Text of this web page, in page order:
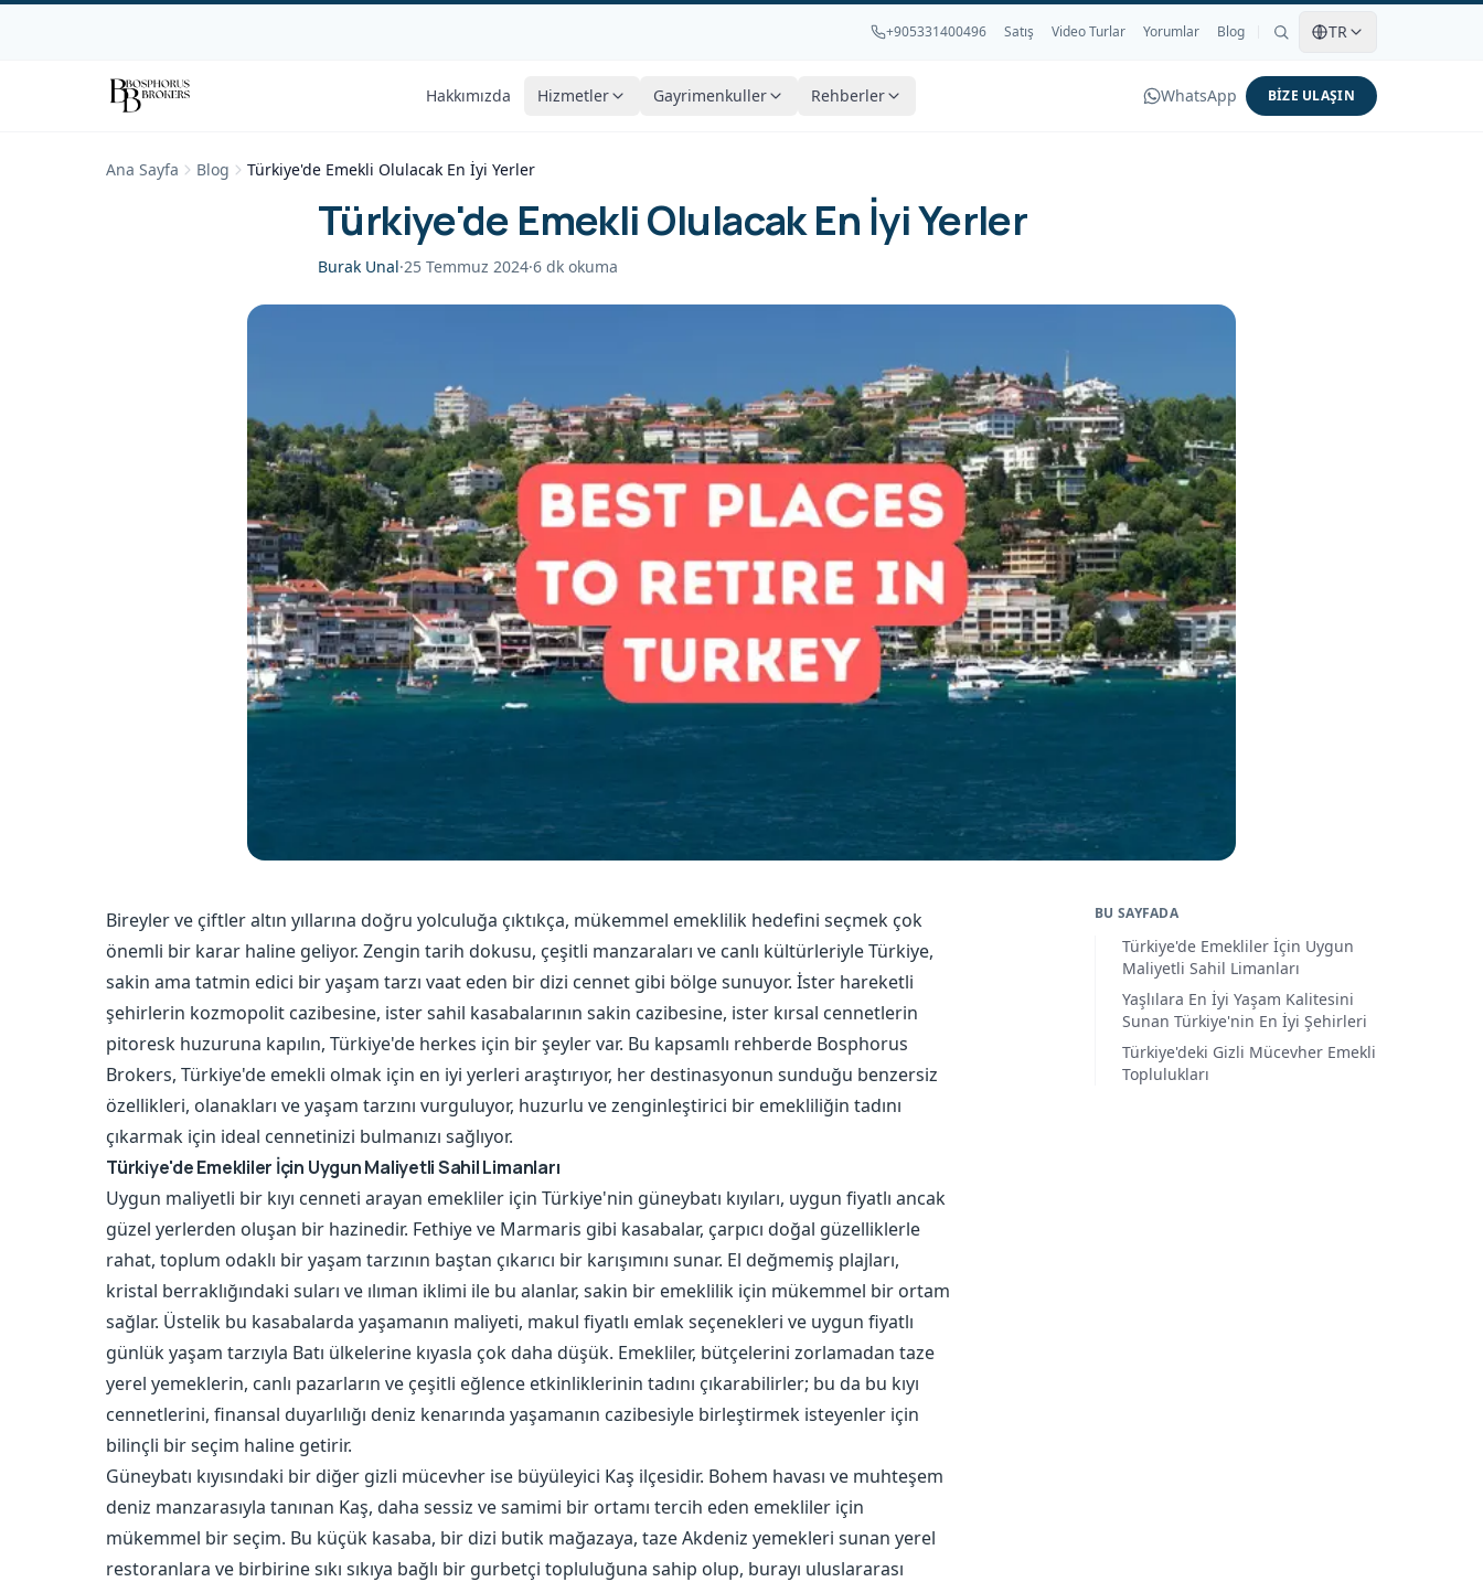
+905331400496 Satış Video Turlar Yorumlar Blog TR
Hakkımızda Hizmetler Gayrimenkuller Rehberler WhatsApp BIZE ULAŞIN
Ana Sayfa Blog Türkiye'de Emekli Olulacak En İyi Yerler
Türkiye'de Emekli Olulacak En İyi Yerler
Burak Unal·25 Temmuz 2024·6 dk okuma
Bireyler ve çiftler altın yıllarına doğru yolculuğa çıktıkça, mükemmel emeklilik hedefini seçmek çok
önemli bir karar haline geliyor. Zengin tarih dokusu, çeşitli manzaraları ve canlı kültürleriyle Türkiye,
sakin ama tatmin edici bir yaşam tarzı vaat eden bir dizi cennet gibi bölge sunuyor. İster hareketli
şehirlerin kozmopolit cazibesine, ister sahil kasabalarının sakin cazibesine, ister kırsal cennetlerin
pitoresk huzuruna kapılın, Türkiye'de herkes için bir şeyler var. Bu kapsamlı rehberde Bosphorus
Brokers, Türkiye'de emekli olmak için en iyi yerleri araştırıyor, her destinasyonun sunduğu benzersiz
özellikleri, olanakları ve yaşam tarzını vurguluyor, huzurlu ve zenginleştirici bir emekliliğin tadını
çıkarmak için ideal cennetinizi bulmanızı sağlıyor.
Türkiye'de Emekliler İçin Uygun Maliyetli Sahil Limanları
Uygun maliyetli bir kıyı cenneti arayan emekliler için Türkiye'nin güneybatı kıyıları, uygun fiyatlı ancak
güzel yerlerden oluşan bir hazinedir. Fethiye ve Marmaris gibi kasabalar, çarpıcı doğal güzelliklerle
rahat, toplum odaklı bir yaşam tarzının baştan çıkarıcı bir karışımını sunar. El değmemiş plajları,
kristal berraklığındaki suları ve ılıman iklimi ile bu alanlar, sakin bir emeklilik için mükemmel bir ortam
sağlar. Üstelik bu kasabalarda yaşamanın maliyeti, makul fiyatlı emlak seçenekleri ve uygun fiyatlı
günlük yaşam tarzıyla Batı ülkelerine kıyasla çok daha düşük. Emekliler, bütçelerini zorlamadan taze
yerel yemeklerin, canlı pazarların ve çeşitli eğlence etkinliklerinin tadını çıkarabilirler; bu da bu kıyı
cennetlerini, finansal duyarlılığı deniz kenarında yaşamanın cazibesiyle birleştirmek isteyenler için
bilinçli bir seçim haline getirir.
Güneybatı kıyısındaki bir diğer gizli mücevher ise büyüleyici Kaş ilçesidir. Bohem havası ve muhteşem
deniz manzarasıyla tanınan Kaş, daha sessiz ve samimi bir ortamı tercih eden emekliler için
mükemmel bir seçim. Bu küçük kasaba, bir dizi butik mağazaya, taze Akdeniz yemekleri sunan yerel
restoranlara ve birbirine sıkı sıkıya bağlı bir gurbetçi topluluğuna sahip olup, burayı uluslararası
BU SAYFADA
Türkiye'de Emekliler İçin Uygun
Maliyetli Sahil Limanları
Yaşlılara En İyi Yaşam Kalitesini
Sunan Türkiye'nin En İyi Şehirleri
Türkiye'deki Gizli Mücevher Emekli
Toplulukları